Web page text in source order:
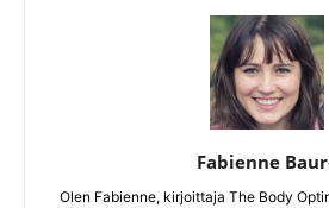
Fabienne
Olen Fabienne, kirjoittaja The Body